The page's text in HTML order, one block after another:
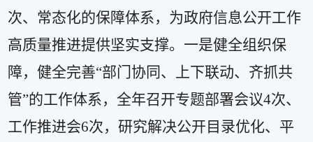
次、常态化的保障体系，为政府信息公开工作
高质量推进提供坚实支撑。一是健全组织保
障，健全完善“部门协同、上下联动、齐抓共
管”的工作体系，全年召开专题部署会议4次、
工作推进会6次，研究解决公开目录优化、平